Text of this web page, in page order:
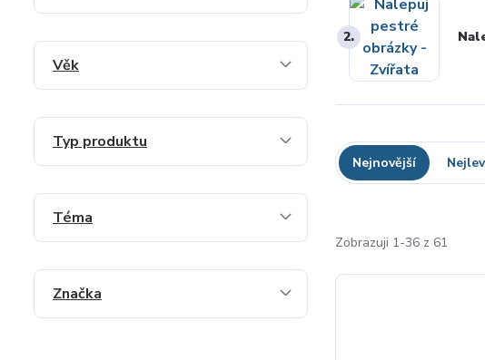
2.
Nejnovější
Zobrazuji 1-36 z 61
Věk
Typ produktu
Téma
Značka